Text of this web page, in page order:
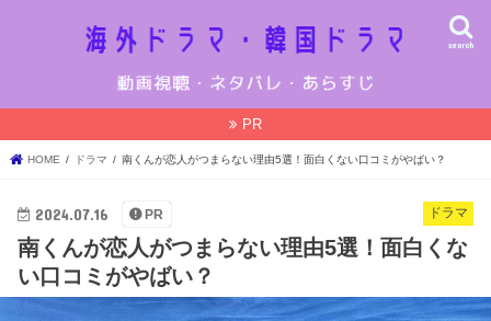
search
PR
HOME ドラマ 南くんが恋人がつまらない理由5選！面白くない口コミがやばい？
ドラマ
2024.07.16 PR
南くんが恋人がつまらない理由5選！面白くな
い口コミがやばい？